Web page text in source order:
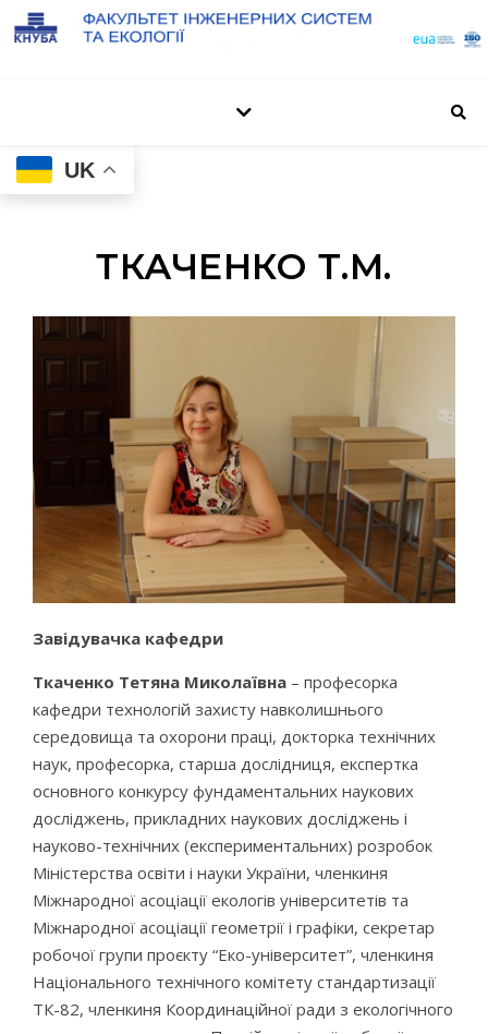
UK
ТКАЧЕНКО Т.М.
Завідувачка кафедри
Ткаченко Тетяна Миколаївна – професорка
кафедри технологій захисту навколишнього
середовища та охорони праці, докторка технічних
наук, професорка, старша дослідниця, експертка
основного конкурсу фундаментальних наукових
досліджень, прикладних наукових досліджень і
науково-технічних (експериментальних) розробок
Міністерства освіти і науки України, членкиня
Міжнародної асоціації екологів університетів та
Міжнародної асоціації геометрії і графіки, cекретар
робочої групи проєкту “Еко-університет”, членкиня
Національного технічного комітету стандартизації
ТК-82, членкиня Координаційної ради з екологічного